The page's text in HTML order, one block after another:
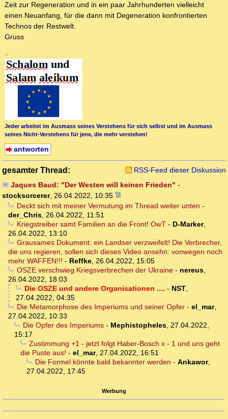
Zeit zur Regeneration und in ein paar Jahrhunderten vielleicht
einen Neuanfang, für die dann mit Degeneration konfrontierten
Technos der Restwelt.
Gruss
--
Jeder arbeitet im Ausmass seines Verstehens für sich selbst und im Ausmass
seines Nicht-Verstehens für jene, die mehr verstehen!
antworten
gesamter Thread:
RSS-Feed dieser Diskussion
Jaques Baud: "Der Westen will keinen Frieden" -
stocksorcerer, 26.04.2022, 10:35
Deckt sich mit meiner Vermutung im Thread weiter unten -
der_Chris 26.04.2022, 11:51
Kriegstreiber samt Familien an die Front! OwT- D-Marker,
26.04.2022, 13:10
Grausames Dokument: ein Landser verzweifelt! Die Verbrecher,
die uns regieren, sollen sich dieses Video ansehn: vonwegen noch
mehr WAFFEN!!! - Reffke 26.04.2022, 15:05
OSZE verschwieg Kriegsverbrechen der Ukraine- nereus,
26.04.2022, 18:03
Die OSZE und andere Organisationen .... - NST,
27.04.2022, 04:35
Die Metamorphose des Imperiums und seiner Opfer- el_mar,
27.04.2022, 10:33
Die Opfer des Imperiums- Mephistopheles, 27.04.2022,
15:17
Zustimmung +1 - jetzt folgt Haber-Bosch x - 1 und uns geht
die Puste aus! - el_mar, 27.04.2022, 16:51
Die Formel könnte bald bekannter werden - Ankawor,
27.04.2022, 17:45
Werbung